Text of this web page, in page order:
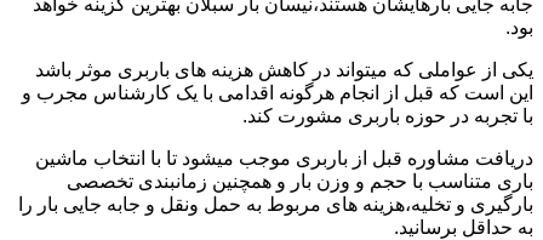
جابه جایی بارهایشان هستند،نیسان بار سبلان بهترین گزینه خواهد
بود.
یکی از عواملی که میتواند در کاهش هزینه های باربری موثر باشد
این است که قبل از انجام هرگونه اقدامی با یک کارشناس مجرب و
با تجربه در حوزه باربری مشورت کند.
دریافت مشاوره قبل از باربری موجب میشود تا با انتخاب ماشین
باری متناسب با حجم و وزن بار و همچنین زمانبندی تخصصی
بارگیری و تخلیه،هزینه های مربوط به حمل ونقل و جابه جایی بار را
به حداقل برسانید.